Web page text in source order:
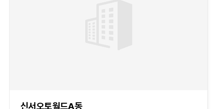
신서오토월드A동